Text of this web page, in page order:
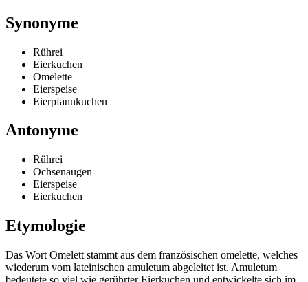
Synonyme
Rührei
Eierkuchen
Omelette
Eierspeise
Eierpfannkuchen
Antonyme
Rührei
Ochsenaugen
Eierspeise
Eierkuchen
Etymologie
Das Wort Omelett stammt aus dem französischen omelette, welches
wiederum vom lateinischen amuletum abgeleitet ist. Amuletum